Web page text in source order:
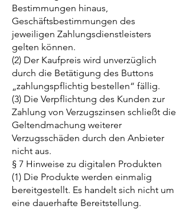
Bestimmungen hinaus,
Geschäftsbestimmungen des
jeweiligen Zahlungsdienstleisters
gelten können.
(2) Der Kaufpreis wird unverzüglich
durch die Betätigung des Buttons
„zahlungspflichtig bestellen“ fällig.
(3) Die Verpflichtung des Kunden zur
Zahlung von Verzugszinsen schließt die
Geltendmachung weiterer
Verzugsschäden durch den Anbieter
nicht aus.
§ 7 Hinweise zu digitalen Produkten
(1) Die Produkte werden einmalig
bereitgestellt. Es handelt sich nicht um
eine dauerhafte Bereitstellung.